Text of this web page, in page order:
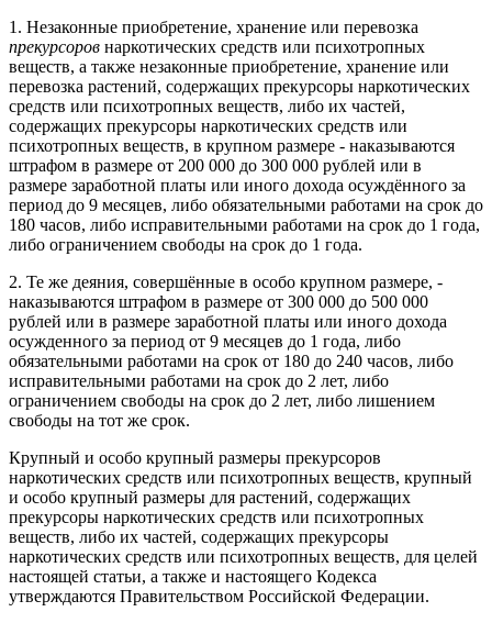
1. Незаконные приобретение, хранение или перевозка
прекурсоров наркотических средств или психотропных
веществ, а также незаконные приобретение, хранение или
перевозка растений, содержащих прекурсоры наркотических
средств или психотропных веществ, либо их частей,
содержащих прекурсоры наркотических средств или
психотропных веществ, в крупном размере - наказываются
штрафом в размере от 200 000 до 300 000 рублей или в
размере заработной платы или иного дохода осуждённого за
период до 9 месяцев, либо обязательными работами на срок до
180 часов, либо исправительными работами на срок до 1 года,
либо ограничением свободы на срок до 1 года.
2. Те же деяния, совершённые в особо крупном размере, -
наказываются штрафом в размере от 300 000 до 500 000
рублей или в размере заработной платы или иного дохода
осужденного за период от 9 месяцев до 1 года, либо
обязательными работами на срок от 180 до 240 часов, либо
исправительными работами на срок до 2 лет, либо
ограничением свободы на срок до 2 лет, либо лишением
свободы на тот же срок.
Крупный и особо крупный размеры прекурсоров
наркотических средств или психотропных веществ, крупный
и особо крупный размеры для растений, содержащих
прекурсоры наркотических средств или психотропных
веществ, либо их частей, содержащих прекурсоры
наркотических средств или психотропных веществ, для целей
настоящей статьи, а также и настоящего Кодекса
утверждаются Правительством Российской Федерации.